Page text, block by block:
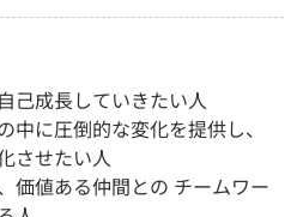
己成長していきたい人
中に圧倒的な変化を提供し、
させたい人
価値ある仲間との チームワー